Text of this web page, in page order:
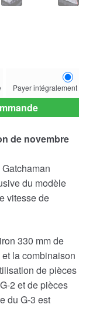
Payer intégralement
de novembre
du modèle
vitesse de
330 mm de
la combinaison
de pièces
2 et de pièces
du G-3 est